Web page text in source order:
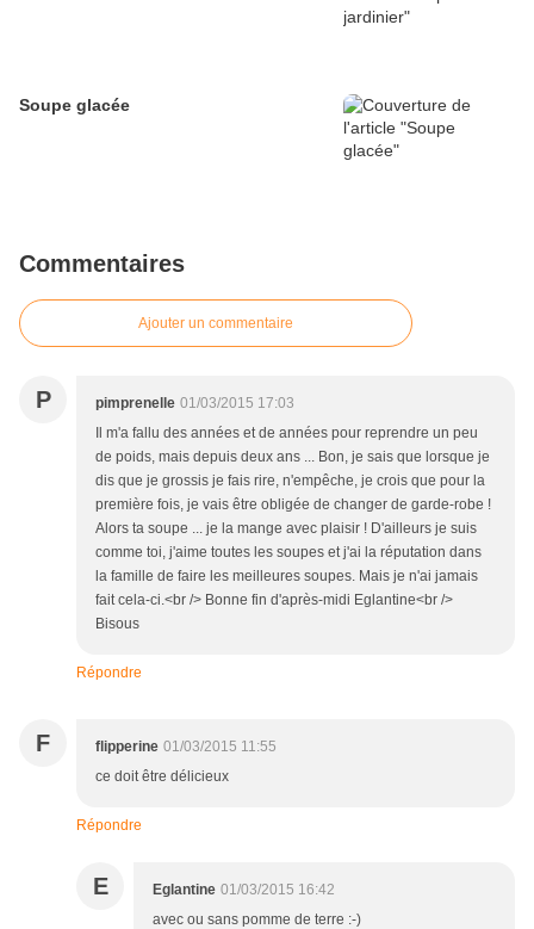
Soupe glacée
Commentaires
Ajouter un commentaire
P pimprenelle 01/03/2015 17:03
Il m'a fallu des années et de années pour reprendre un peu
de poids, mais depuis deux ans ... Bon, je sais que lorsque je
dis que je grossis je fais rire, n'empêche, je crois que pour la
première fois, je vais être obligée de changer de garde-robe !
Alors ta soupe ... je la mange avec plaisir ! D'ailleurs je suis
comme toi, j'aime toutes les soupes et j'ai la réputation dans
la famille de faire les meilleures soupes. Mais je n'ai jamais
fait cela-ci.<br /> Bonne fin d'après-midi Eglantine<br />
Bisous
Répondre
F flipperine 01/03/2015 11:55
ce doit être délicieux
Répondre
E Eglantine 01/03/2015 16:42
avec ou sans pomme de terre :-)